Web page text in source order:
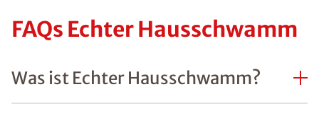
FAQs Echter Hausschwamm
Was ist Echter Hausschwamm?